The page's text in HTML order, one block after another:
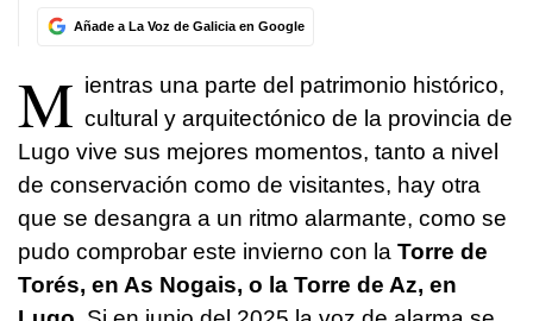
Añade a La Voz de Galicia en Google
M ientras una parte del patrimonio histórico,
cultural y arquitectónico de la provincia de
Lugo vive sus mejores momentos, tanto a nivel
de conservación como de visitantes, hay otra
que se desangra a un ritmo alarmante, como se
pudo comprobar este invierno con la Torre de
Torés, en As Nogais, o la Torre de Az, en